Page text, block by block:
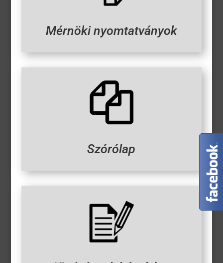
Mérnöki nyomtatványok
Szórólap